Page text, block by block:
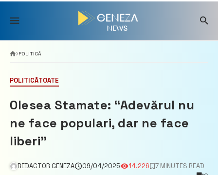
Skip
content
POLITICĂ
POLITICĂTOATE
Olesea Stamate: “Adevărul nu
ne face populari, dar ne face
liberi”
REDACTOR GENEZA 09/04/2025 14.226
7 MINUTES READ